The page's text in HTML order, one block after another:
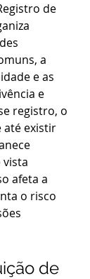
de
a
e as
e
registro, o
até existir
afeta a
o risco
de